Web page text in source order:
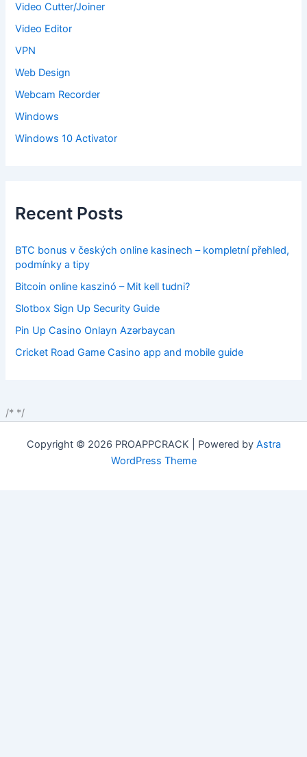
Video Cutter/Joiner
Video Editor
VPN
Web Design
Webcam Recorder
Windows
Windows 10 Activator
Recent Posts
BTC bonus v českých online kasinech – kompletní přehled,
podmínky a tipy
Bitcoin online kaszinó – Mit kell tudni?
Slotbox Sign Up Security Guide
Pin Up Casino Onlayn Azərbaycan
Cricket Road Game Casino app and mobile guide
/* */
Copyright © 2026 PROAPPCRACK | Powered by Astra
WordPress Theme